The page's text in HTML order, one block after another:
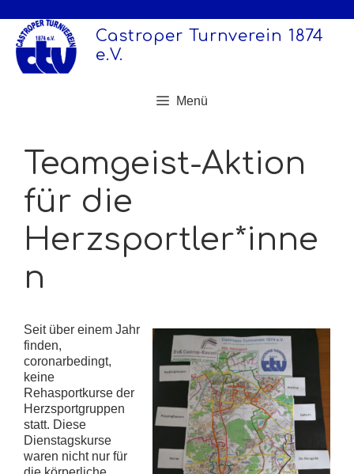
Inhalt
springen
Castroper Turnverein 1874
e.V.
Menü
Teamgeist-Aktion
für die
Herzsportler*inne
n
Seit über einem Jahr
finden,
coronarbedingt,
keine
Rehasportkurse der
Herzsportgruppen
statt. Diese
Dienstagskurse
waren nicht nur für